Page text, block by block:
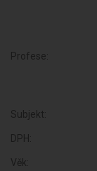
Profese:
Subjekt:
DPH:
Věk: